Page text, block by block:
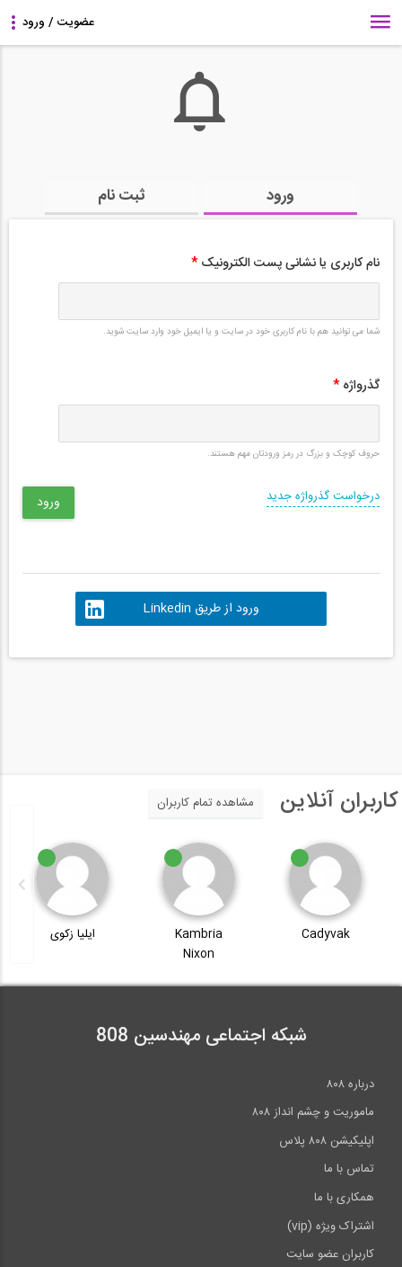
ورود ثبت نام
نام کاربری یا نشانی پست الکترونیک *
شما می توانید هم با نام کاربری خود در سایت و یا ایمیل خود وارد سایت شوید.
گذرواژه *
حروف کوچک و بزرگ در رمز ورودتان مهم هستند.
درخواست گذرواژه جدید
ورود از طریق Linkedin
کاربران آنلاین مشاهده تمام کاربران
Cadyvak
Kambria
Nixon
ایلیا زکوی
شبکه اجتماعی مهندسین 808
درباره ۸۰۸
ماموریت و چشم انداز ۸۰۸
اپلیکیشن ۸۰۸ پلاس
تماس با ما
همکاری با ما
اشتراک ویژه (vip)
کاربران عضو سایت